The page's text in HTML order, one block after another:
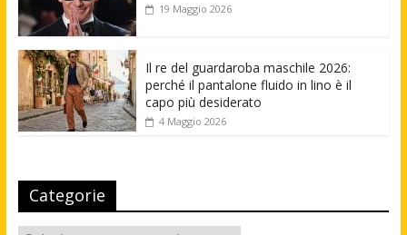
19 Maggio 2026
Il re del guardaroba maschile 2026:
perché il pantalone fluido in lino è il
capo più desiderato
4 Maggio 2026
Categorie